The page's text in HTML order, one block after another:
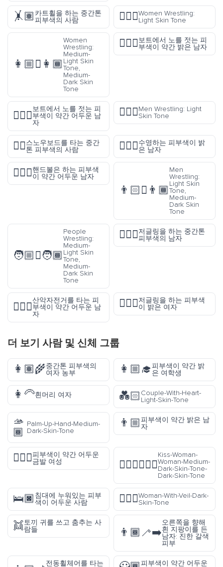
🤸🏽카트휠을 하는 중간톤
피부색의 사람
🤼🏻‍♀️Women Wrestling:
Light Skin Tone
👩🏼‍🫯‍👩🏾
Women
Wrestling:
Medium-
Light Skin
Tone,
Medium-
Dark Skin
Tone
🚣🏼‍♂️보트에서 노를 젓는 피
부색이 약간 밝은 남자
🚣🏾‍♂️
보트에서 노를 젓는 피
부색이 약간 어두운 남
자
🤼🏻‍♂️Men Wrestling: Light
Skin Tone
🏂🏽스노우보드를 타는 중간
톤 피부색의 사람
🏊🏻‍♂️수영하는 피부색이 밝
은 남자
🤾🏾‍♂️핸드볼은 하는 피부색
이 약간 어두운 남자
👨🏻‍🫯‍👨🏾
Men
Wrestling:
Light Skin
Tone,
Medium-
Dark Skin
Tone
🧑🏼‍🫯‍🧑🏾
People
Wrestling:
Medium-
Light Skin
Tone,
Medium-
Dark Skin
Tone
🤹🏽‍♂️저글링을 하는 중간톤
피부색의 남자
🚵🏾‍♂️
산악자전거를 타는 피
부색이 약간 어두운 남
자
🤹🏻‍♀️저글링을 하는 피부색
이 밝은 여자
더 보기 사람 및 신체 그룹
👩🏽‍🌾중간톤 피부색의
여자 농부
👩🏼‍🎓피부색이 약간 밝
은 여학생
👩‍🦳흰머리 여자 💑🏻Couple-With-Heart-
Light-Skin-Tone
🫴
🏾
Palm-Up-Hand-Medium-
Dark-Skin-Tone
👨🏼피부색이 약간 밝은 남
자
👱🏾‍♀️피부색이 약간 어두운
금발 여성
👩🏾‍❤️‍💋‍👩🏿
Kiss-Woman-
Woman-Medium-
Dark-Skin-Tone-
Dark-Skin-Tone
🛌🏿침대에 누워있는 피부
색이 어두운 사람
👰🏿‍♀️Woman-With-Veil-Dark-
Skin-Tone
👯토끼 귀를 쓰고 춤추는 사
람들
👨🏾‍🦯‍➡️
오른쪽을 향해
흰 지팡이를 든
남자: 진한 갈색
피부
전동휠체어를 타는
피부색이 약간 어두운